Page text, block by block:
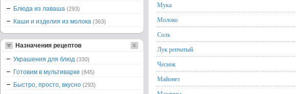
Мука
Молоко
Соль
Лук репчатый
Чеснок
Майонез
Блюда из лаваша (293)
Каши и изделия из молока (363)
Назначения рецептов
Украшения для блюд (330)
Готовим в мультиварке (845)
Быстро, просто, вкусно (293)